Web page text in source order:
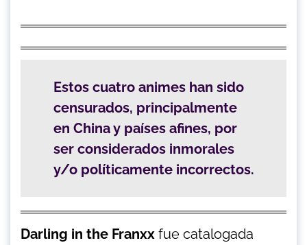
Estos cuatro animes han sido
censurados, principalmente
en China y países afines, por
ser considerados inmorales
y/o políticamente incorrectos.
Darling in the Franxx fue catalogada